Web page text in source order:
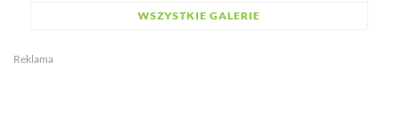
WSZYSTKIE GALERIE
Reklama